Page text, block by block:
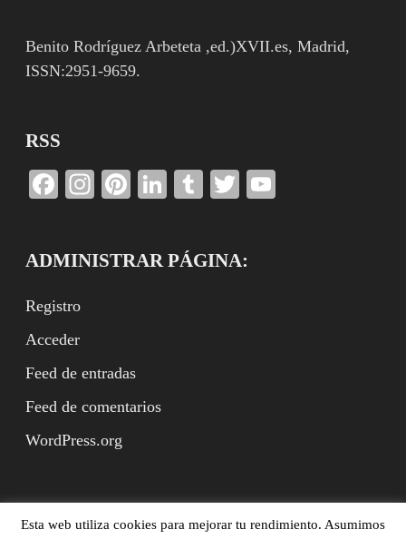
Benito Rodríguez Arbeteta ,ed.)XVII.es, Madrid,
ISSN:2951-9659.
RSS
Facebook
Instagram
Pinterest
LinkedIn
TumblrTwitter
ADMINISTRAR PÁGINA:
Registro
Acceder
Feed de entradas
Feed de comentarios
WordPress.org
Benito Rodríguez Arbeteta (ed.), XVII.es, Madrid,
Esta web utiliza cookies para mejorar tu rendimiento. Asumimos